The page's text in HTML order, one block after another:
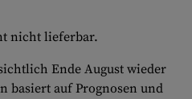
nicht lieferbar.
Ende August wieder
basiert auf Prognosen und